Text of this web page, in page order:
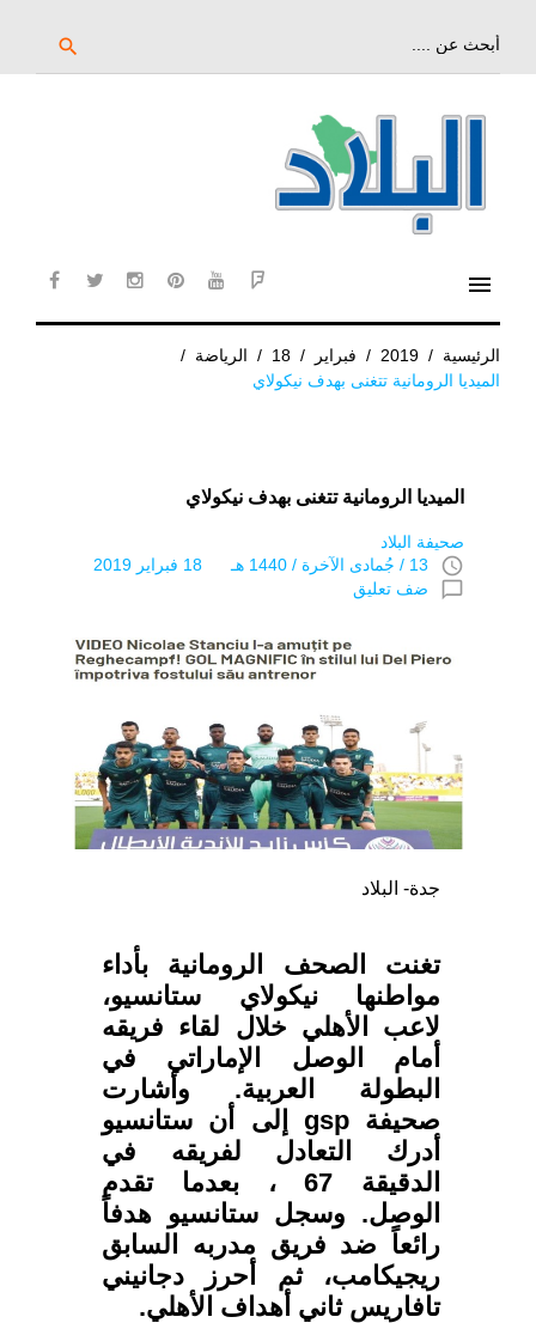
search
menu
الرئيسية /
2019
/ فبراير /
18
/ الرياضة /
الميديا الرومانية تتغنى بهدف نيكولاي
الميديا الرومانية تتغنى بهدف نيكولاي
صحيفة البلاد
access_time 13 / جُمادى اﻵخرة / 1440 هـ 18 فبراير 2019
chat_bubble_outline ضف تعليق
جدة- البلاد
تغنت الصحف الرومانية بأداء
مواطنها نيكولاي ستانسيو،
لاعب الأهلي خلال لقاء فريقه
أمام الوصل الإماراتي في
البطولة العربية. وأشارت
صحيفة gsp إلى أن ستانسيو
أدرك التعادل لفريقه في
الدقيقة 67 ، بعدما تقدم
الوصل. وسجل ستانسيو هدفاً
رائعاً ضد فريق مدربه السابق
ريجيكامب، ثم أحرز دجانيني
تافاريس ثاني أهداف الأهلي.